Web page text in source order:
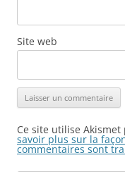
Site web
Ce site utilise
savoir plus sur la
commentaires sont